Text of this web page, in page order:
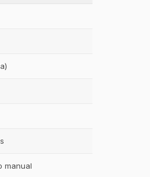
manual